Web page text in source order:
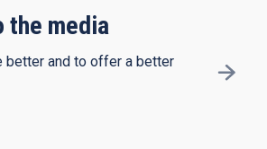
the media
better and to offer a better